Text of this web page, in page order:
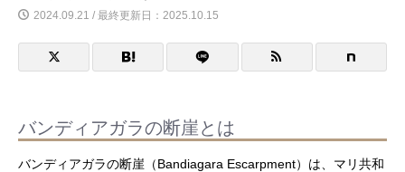
2024.09.21 / 最終更新日：2025.10.15
バンディアガラの断崖とは
バンディアガラの断崖（Bandiagara Escarpment）は、マリ共和